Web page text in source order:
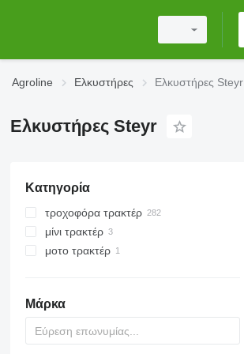
Agroline Ελκυστήρες Ελκυστήρες Steyr
Ελκυστήρες Steyr
Κατηγορία
τροχοφόρα τρακτέρ
μίνι τρακτέρ
μοτο τρακτέρ
Μάρκα